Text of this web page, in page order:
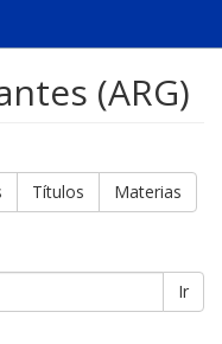
(ARG)
Títulos Materias
Ir